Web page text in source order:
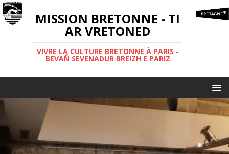
MISSION BRETONNE - TI
AR VRETONED
VIVRE LA CULTURE BRETONNE À PARIS -
BEVAÑ SEVENADUR BREIZH E PARIZ